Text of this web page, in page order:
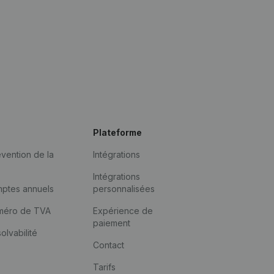
de la
annuels
de TVA
Plateforme
Intégrations
Intégrations
personnalisées
Expérience de
paiement
Contact
Tarifs